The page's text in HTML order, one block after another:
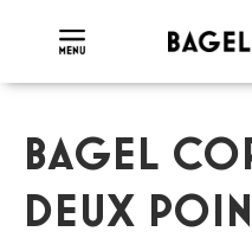
BAGEL
DEUX